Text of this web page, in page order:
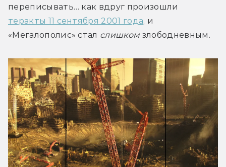
теракты 11 сентября 2001 года, и
«Мегалополис» стал слишком злободневным.